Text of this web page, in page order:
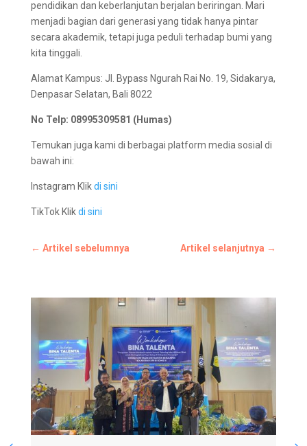
pendidikan dan keberlanjutan berjalan beriringan. Mari
menjadi bagian dari generasi yang tidak hanya pintar
secara akademik, tetapi juga peduli terhadap bumi yang
kita tinggali.
Alamat Kampus: Jl. Bypass Ngurah Rai No. 19, Sidakarya,
Denpasar Selatan, Bali 8022
No Telp: 08995309581 (Humas)
Temukan juga kami di berbagai platform media sosial di
bawah ini:
Instagram Klikdi sini
TikTok Klikdi sini
← Artikel sebelumnya Artikel selanjutnya →